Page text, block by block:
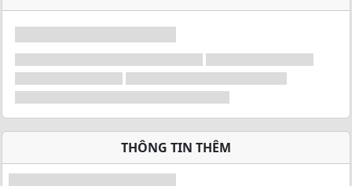
THÔNG TIN THÊM